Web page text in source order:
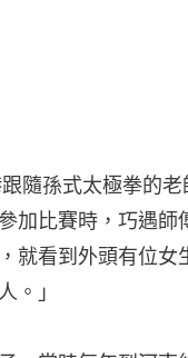
不禁上揚。「要凌
得累，因為練拳
夫是我生命的主軸